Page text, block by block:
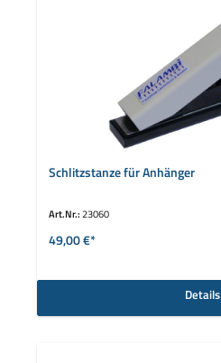
Schlitzstanze für Anhänger
Art.Nr.:23060
49,00 €*
Details